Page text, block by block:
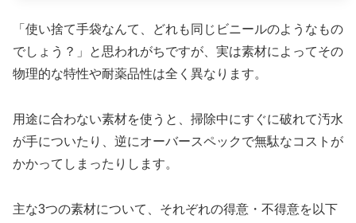
「使い捨て手袋なんて、どれも同じビニールのようなもの
でしょう？」と思われがちですが、実は素材によってその
物理的な特性や耐薬品性は全く異なります。
用途に合わない素材を使うと、掃除中にすぐに破れて汚水
が手についたり、逆にオーバースペックで無駄なコストが
かかってしまったりします。
主な3つの素材について、それぞれの得意・不得意を以下